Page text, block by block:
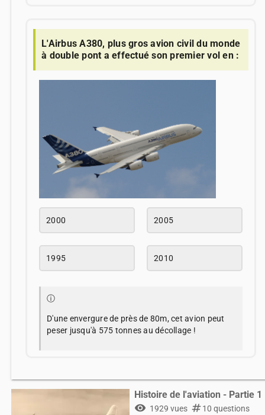
L'Airbus A380, plus gros avion civil du monde
à double pont a effectué son premier vol en :
2000 2005
1995 2010
ⓘ
D'une envergure de près de 80m, cet avion peut
peser jusqu'à 575 tonnes au décollage !
Histoire de l'aviation - Partie 1
visibility 1929 vues numbers10 questions